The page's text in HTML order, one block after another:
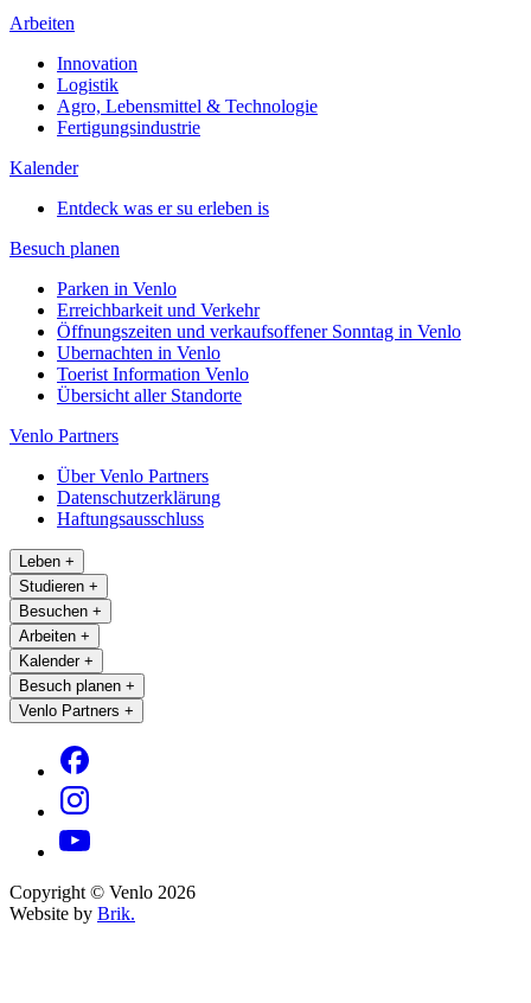
Arbeiten
Innovation
Logistik
Agro, Lebensmittel & Technologie
Fertigungsindustrie
Kalender
Entdeck was er su erleben is
Besuch planen
Parken in Venlo
Erreichbarkeit und Verkehr
Öffnungszeiten und verkaufsoffener Sonntag in Venlo
Ubernachten in Venlo
Toerist Information Venlo
Übersicht aller Standorte
Venlo Partners
Über Venlo Partners
Datenschutzerklärung
Haftungsausschluss
Leben +
Studieren +
Besuchen +
Arbeiten +
Kalender +
Besuch planen +
Venlo Partners +
Copyright © Venlo 2026
Website by Brik.